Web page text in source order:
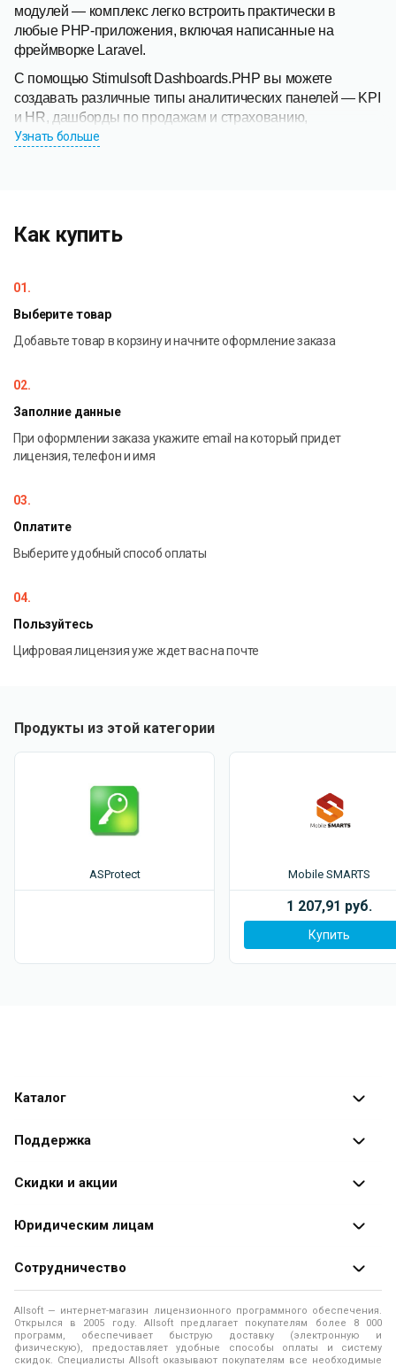
модулей — комплекс легко встроить практически в
любые PHP-приложения, включая написанные на
фреймворке Laravel.
С помощью Stimulsoft Dashboards.PHP вы можете
создавать различные типы аналитических панелей — KPI
и HR, дашборды по продажам и страхованию,
статистические и маркетинговые панели. Для быстрого
Узнать больше
Как купить
01.
Выберите товар
Добавьте товар в корзину и начните оформление заказа
02.
Заполние данные
При оформлении заказа укажите email на который придет
лицензия, телефон и имя
03.
Оплатите
Выберите удобный способ оплаты
04.
Пользуйтесь
Цифровая лицензия уже ждет вас на почте
Продукты из этой категории
ASProtect Mobile SMARTS
1 207,91 руб.
Купить
Каталог
Каталог программ
Поддержка
Оплата заказов
Доставка заказа
Помощь
Правила продажи
Политика использования файлов Cookie
Скидки и акции
Специальные
Юридическим лицам
Продажа программ юридическим лицам
О лицензировании программного обеспечения
Программы для компьютера
Контакты
Сотрудничество
О магазине
Адреса и телефоны
Allsoft — интернет-магазин лицензионного программного обеспечения.
Открылся в 2005 году. Allsoft предлагает покупателям более 8 000
программ, обеспечивает быструю доставку (электронную и
физическую), предоставляет удобные способы оплаты и систему
скидок. Специалисты Allsoft оказывают покупателям все необходимые